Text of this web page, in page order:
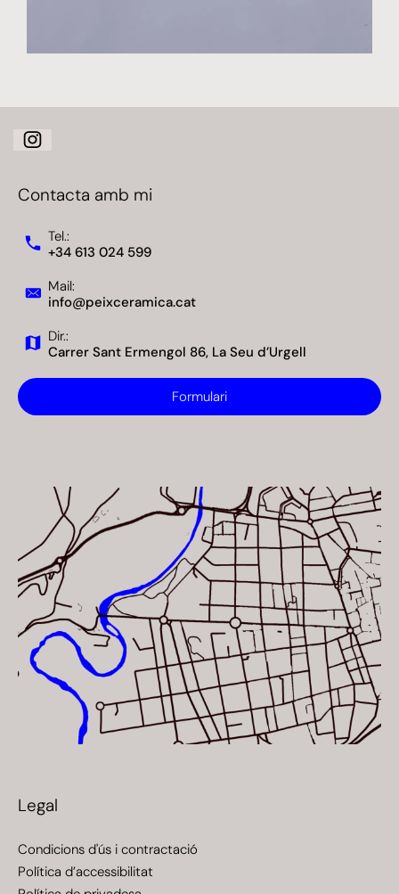
Contacta amb mi
Tel.:
+34 613 024 599
Mail:
info@peixceramica.cat
Dir.:
Carrer Sant Ermengol 86, La Seu d’Urgell
Formulari
Legal
Condicions d'ús i contractació
Política d’accessibilitat